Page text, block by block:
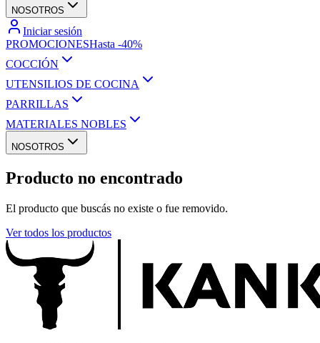
NOSOTROS
Iniciar sesión
PROMOCIONESHasta -40%
COCCIÓN
UTENSILIOS DE COCINA
PARRILLAS
MATERIALES NOBLES
NOSOTROS
Producto no encontrado
El producto que buscás no existe o fue removido.
Ver todos los productos